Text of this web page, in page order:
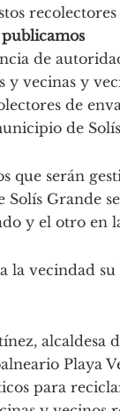
de
y vecinas y
de
de
que serán
Grande
y el otro en
a la vecindad
alcaldesa
Playa
para